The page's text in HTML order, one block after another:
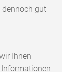
dennoch gut
Ihnen